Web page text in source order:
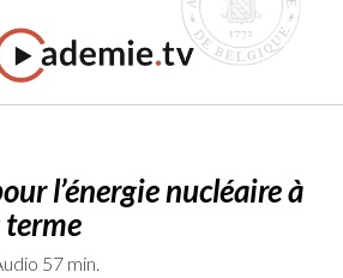
l’énergie nucléaire à
57 min.